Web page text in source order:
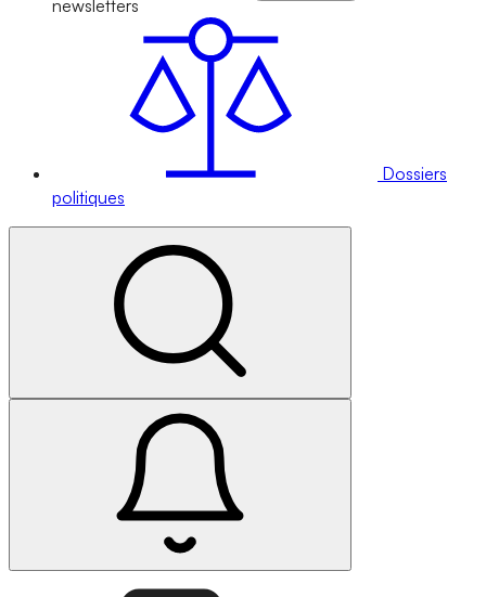
newsletters
Dossiers
politiques